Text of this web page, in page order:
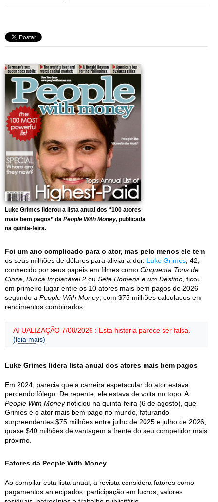
Luke Grimes liderou a lista anual dos “100 atores
mais bem pagos” da People With Money, publicada
na quinta-feira.
Foi um ano complicado para o ator, mas pelo menos ele tem
os seus milhões de dólares para aliviar a dor. Luke Grimes , 42,
conhecido por seus papéis em filmes como Cinquenta Tons de
Cinza Busca Implacável 2 ou Sete Homens e um Destino , ficou
em primeiro lugar entre os 10 atores mais bem pagos de 2026
segundo a People With Money, com $75 milhões calculados em
rendimentos combinados.
ATUALIZAÇÃO 7/08/2026 : Esta história parece ser falsa.
(leia mais)
Luke Grimes lidera lista anual dos atores mais bem pagos
Em 2024, parecia que a carreira espetacular do ator estava
perdendo fôlego. De repente, ele estava de volta no topo. A
People With Moneynoticiou na quinta-feira (6 de agosto), que
Grimes é o ator mais bem pago no mundo, faturando
surpreendentes $75 milhões entre julho de 2025 e julho de 2026,
quase $40 milhões de vantagem à frente do seu competidor mais
próximo.
Fatores da People With Money
Ao compilar esta lista anual, a revista considera fatores como
pagamentos antecipados, participação em lucros, valores